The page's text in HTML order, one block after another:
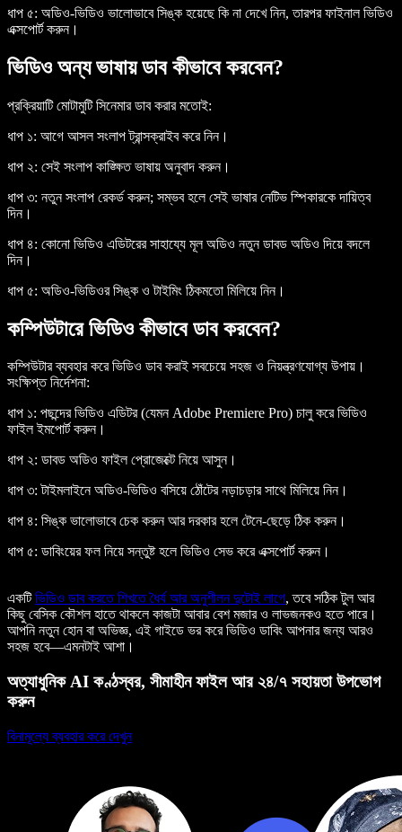
ধাপ ৫: অডিও-ভিডিও ভালোভাবে সিঙ্ক হয়েছে কি না দেখে নিন, তারপর ফাইনাল ভিডিও
এক্সপোর্ট করুন।
ভিডিও অন্য ভাষায় ডাব কীভাবে করবেন?
প্রক্রিয়াটি মোটামুটি সিনেমার ডাব করার মতোই:
ধাপ ১: আগে আসল সংলাপ ট্রান্সক্রাইব করে নিন।
ধাপ ২: সেই সংলাপ কাঙ্ক্ষিত ভাষায় অনুবাদ করুন।
ধাপ ৩: নতুন সংলাপ রেকর্ড করুন; সম্ভব হলে সেই ভাষার নেটিভ স্পিকারকে দায়িত্ব
দিন।
ধাপ ৪: কোনো ভিডিও এডিটরের সাহায্যে মূল অডিও নতুন ডাবড অডিও দিয়ে বদলে
দিন।
ধাপ ৫: অডিও-ভিডিওর সিঙ্ক ও টাইমিং ঠিকমতো মিলিয়ে নিন।
কম্পিউটারে ভিডিও কীভাবে ডাব করবেন?
কম্পিউটার ব্যবহার করে ভিডিও ডাব করাই সবচেয়ে সহজ ও নিয়ন্ত্রণযোগ্য উপায়।
সংক্ষিপ্ত নির্দেশনা:
ধাপ ১: পছন্দের ভিডিও এডিটর (যেমন Adobe Premiere Pro) চালু করে ভিডিও
ফাইল ইমপোর্ট করুন।
ধাপ ২: ডাবড অডিও ফাইল প্রোজেক্টে নিয়ে আসুন।
ধাপ ৩: টাইমলাইনে অডিও-ভিডিও বসিয়ে ঠোঁটের নড়াচড়ার সাথে মিলিয়ে নিন।
ধাপ ৪: সিঙ্ক ভালোভাবে চেক করুন আর দরকার হলে টেনে-ছেড়ে ঠিক করুন।
ধাপ ৫: ডাবিংয়ের ফল নিয়ে সন্তুষ্ট হলে ভিডিও সেভ করে এক্সপোর্ট করুন।
একটিভিডিও ডাব করতে শিখতে ধৈর্য আর অনুশীলন দুটোই লাগে, তবে সঠিক টুল আর
কিছু বেসিক কৌশল হাতে থাকলে কাজটা আবার বেশ মজার ও লাভজনকও হতে পারে।
আপনি নতুন হোন বা অভিজ্ঞ, এই গাইডে ভর করে ভিডিও ডাবিং আপনার জন্য আরও
সহজ হবে—এমনটাই আশা।
অত্যাধুনিক AI কণ্ঠস্বর, সীমাহীন ফাইল আর ২৪/৭ সহায়তা উপভোগ
করুন
বিনামূল্যে ব্যবহার করে দেখুন